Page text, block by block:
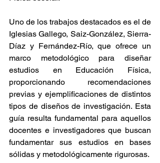
Uno de los trabajos destacados es el de
Iglesias Gallego, Saiz-González, Sierra-
Díaz y Fernández-Río, que ofrece un
marco metodológico para diseñar
estudios en Educación Física,
proporcionando recomendaciones
previas y ejemplificaciones de distintos
tipos de diseños de investigación. Esta
guía resulta fundamental para aquellos
docentes e investigadores que buscan
fundamentar sus estudios en bases
sólidas y metodológicamente rigurosas.